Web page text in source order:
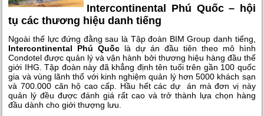
Intercontinental Phú Quốc – hội
tụ các thương hiệu danh tiếng
Ngoài thế lực đứng đằng sau là Tập đoàn BIM Group danh tiếng,
Intercontinental Phú Quốc là dự án đầu tiên theo mô hình
Condotel được quản lý và vận hành bởi thương hiệu hàng đầu thế
giới IHG. Tập đoàn này đã khẳng định tên tuổi trên gần 100 quốc
gia và vùng lãnh thổ với kinh nghiệm quản lý hơn 5000 khách sạn
và 700.000 căn hộ cao cấp. Hầu hết các dự án mà đơn vị này
quản lý đều được đánh giá rất cao và trở thành lựa chọn hàng
đầu dành cho giới thượng lưu.